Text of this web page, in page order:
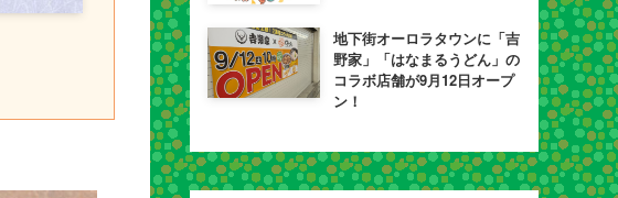
地下街オーロラタウンに「吉
野家」「はなまるうどん」の
コラボ店舗が9月12日オープ
ン！